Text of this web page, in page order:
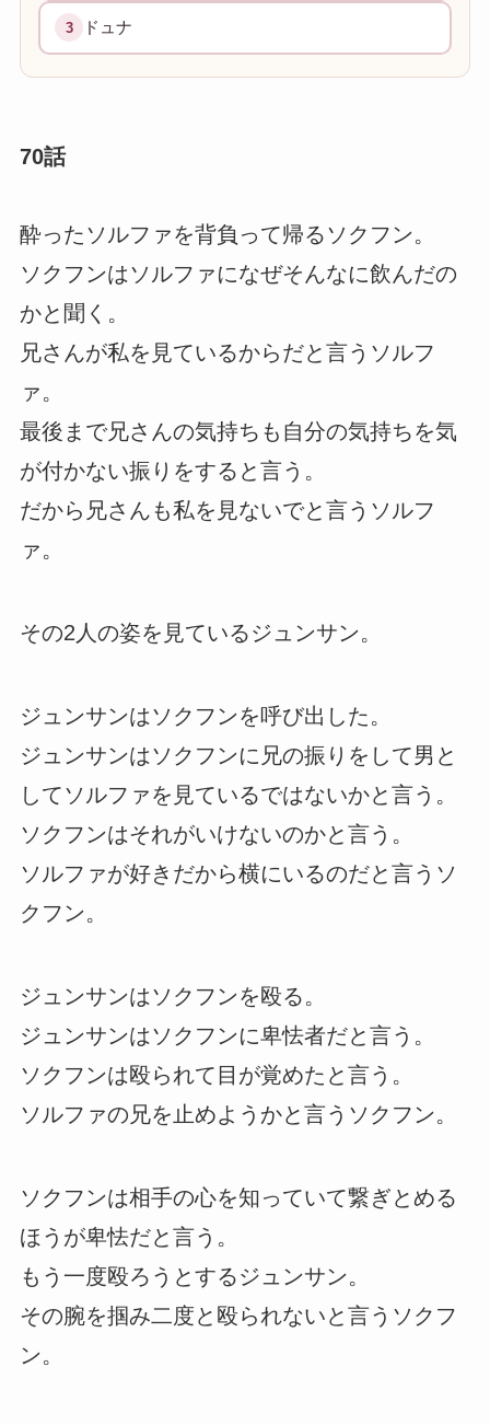
3 ドュナ
70話
酔ったソルファを背負って帰るソクフン。
ソクフンはソルファになぜそんなに飲んだの
かと聞く。
兄さんが私を見ているからだと言うソルフ
ァ。
最後まで兄さんの気持ちも自分の気持ちを気
が付かない振りをすると言う。
だから兄さんも私を見ないでと言うソルフ
ァ。
その2人の姿を見ているジュンサン。
ジュンサンはソクフンを呼び出した。
ジュンサンはソクフンに兄の振りをして男と
してソルファを見ているではないかと言う。
ソクフンはそれがいけないのかと言う。
ソルファが好きだから横にいるのだと言うソ
クフン。
ジュンサンはソクフンを殴る。
ジュンサンはソクフンに卑怯者だと言う。
ソクフンは殴られて目が覚めたと言う。
ソルファの兄を止めようかと言うソクフン。
ソクフンは相手の心を知っていて繋ぎとめる
ほうが卑怯だと言う。
もう一度殴ろうとするジュンサン。
その腕を掴み二度と殴られないと言うソクフ
ン。